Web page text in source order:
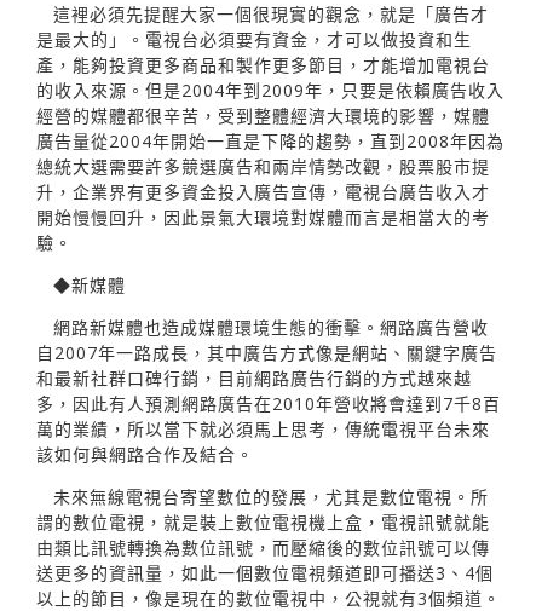
這裡必須先提醒大家一個很現實的觀念，就是「廣告才
是最大的」。電視台必須要有資金，才可以做投資和生
產，能夠投資更多商品和製作更多節目，才能增加電視台
的收入來源。但是2004年到2009年，只要是依賴廣告收入
經營的媒體都很辛苦，受到整體經濟大環境的影響，媒體
廣告量從2004年開始一直是下降的趨勢，直到2008年因為
總統大選需要許多競選廣告和兩岸情勢改觀，股票股市提
升，企業界有更多資金投入廣告宣傳，電視台廣告收入才
開始慢慢回升，因此景氣大環境對媒體而言是相當大的考
驗。
◆新媒體
網路新媒體也造成媒體環境生態的衝擊。網路廣告營收
自2007年一路成長，其中廣告方式像是網站、關鍵字廣告
和最新社群口碑行銷，目前網路廣告行銷的方式越來越
多，因此有人預測網路廣告在2010年營收將會達到7千8百
萬的業績，所以當下就必須馬上思考，傳統電視平台未來
該如何與網路合作及結合。
未來無線電視台寄望數位的發展，尤其是數位電視。所
謂的數位電視，就是裝上數位電視機上盒，電視訊號就能
由類比訊號轉換為數位訊號，而壓縮後的數位訊號可以傳
送更多的資訊量，如此一個數位電視頻道即可播送3、4個
以上的節目，像是現在的數位電視中，公視就有3個頻道。